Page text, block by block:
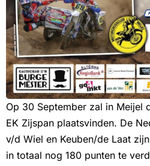
Op 30 September zal in Meijel
EK Zijspan plaatsvinden. De
v/d Wiel en Keuben/de Laat
in totaal nog 180 punten te